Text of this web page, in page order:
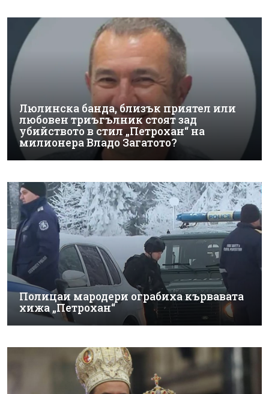
Люлинска банда, близък приятел или
любовен триъгълник стоят зад
убийството в стил „Петрохан“ на
милионера Владо Загатото?
Полицаи мародери ограбиха кървавата
хижа „Петрохан“